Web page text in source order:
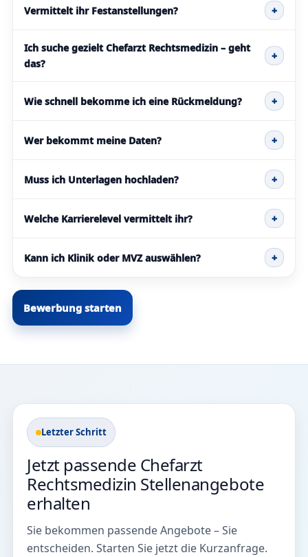
Vermittelt ihr Festanstellungen? +
Ich suche gezielt Chefarzt Rechtsmedizin – geht
das?
+
Wie schnell bekomme ich eine Rückmeldung? +
Wer bekommt meine Daten? +
Muss ich Unterlagen hochladen? +
Welche Karrierelevel vermittelt ihr? +
Kann ich Klinik oder MVZ auswählen? +
Bewerbung starten
Letzter Schritt
Jetzt passende Chefarzt
Rechtsmedizin Stellenangebote
erhalten
Sie bekommen passende Angebote – Sie
entscheiden. Starten Sie jetzt die Kurzanfrage.